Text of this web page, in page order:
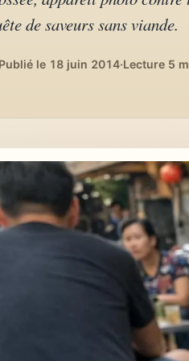
& déco
bonheur
du monde
?
de saveurs sans viande.
Publié le 18 juin 2014·Lecture 5